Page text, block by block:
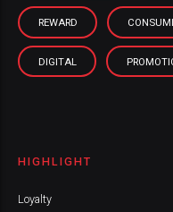
REWARD CONSUMI
DIGITAL
HIGHLIGHT
Loyalty